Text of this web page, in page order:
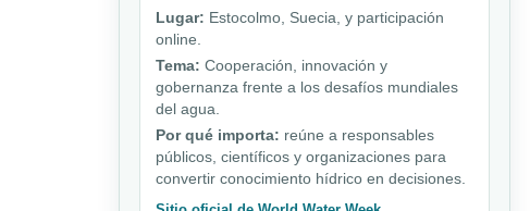
Lugar: Estocolmo, Suecia, y participación
online.
Tema: Cooperación, innovación y
gobernanza frente a los desafíos mundiales
del agua.
Por qué importa: reúne a responsables
públicos, científicos y organizaciones para
convertir conocimiento hídrico en decisiones.